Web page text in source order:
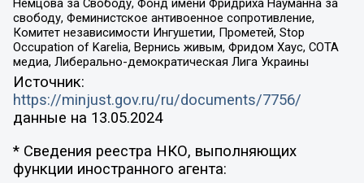
свободу, Феминистское антивоенное сопротивление,
Комитет независимости Ингушетии, Прометей, Stop
Occupation of Karelia, Вернись живым, Фридом Хаус, СОТА
медиа, Либерально-демократическая Лига Украины
Источник:
https://minjust.gov.ru/ru/documents/7756/
данные на 13.05.2024
* Сведения реестра НКО, выполняющих
функции иностранного агента: